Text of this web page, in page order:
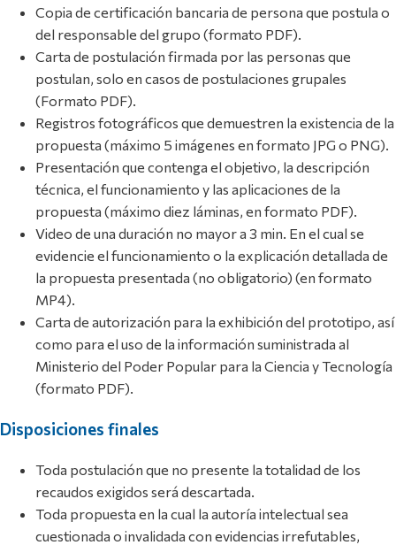
Copia de certificación bancaria de persona que postula o
del responsable del grupo (formato PDF).
Carta de postulación firmada por las personas que
postulan, solo en casos de postulaciones grupales
(Formato PDF).
Registros fotográficos que demuestren la existencia de la
propuesta (máximo 5 imágenes en formato JPG o PNG).
Presentación que contenga el objetivo, la descripción
técnica, el funcionamiento y las aplicaciones de la
propuesta (máximo diez láminas, en formato PDF).
Video de una duración no mayor a 3 min. En el cual se
evidencie el funcionamiento o la explicación detallada de
la propuesta presentada (no obligatorio) (en formato
MP4).
Carta de autorización para la exhibición del prototipo, así
como para el uso de la información suministrada al
Ministerio del Poder Popular para la Ciencia y Tecnología
(formato PDF).
Disposiciones finales
Toda postulación que no presente la totalidad de los
recaudos exigidos será descartada.
Toda propuesta en la cual la autoría intelectual sea
cuestionada o invalidada con evidencias irrefutables,